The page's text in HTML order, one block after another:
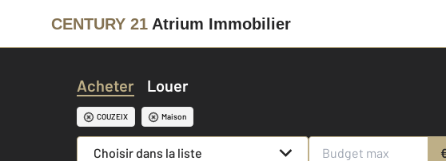
CENTURY 21 Atrium Immobilier
Acheter Louer
COUZEIX Maison
Choisir dans la liste